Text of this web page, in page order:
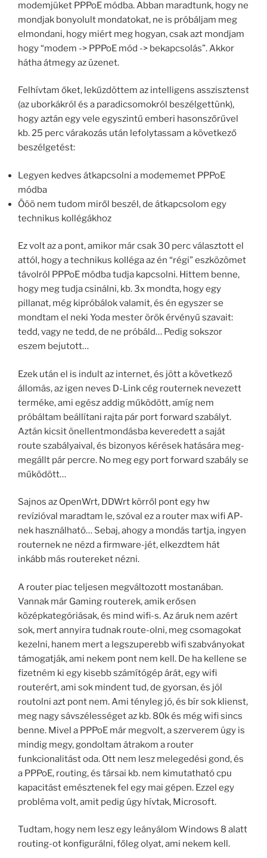
modemjüket PPPoE módba. Abban maradtunk, hogy ne
mondjak bonyolult mondatokat, ne is próbáljam meg
elmondani, hogy miért meg hogyan, csak azt mondjam
hogy “modem -> PPPoE mód -> bekapcsolás”. Akkor
hátha átmegy az üzenet.
Felhívtam őket, lekűzdöttem az intelligens asszisztenst
(az uborkákról és a paradicsomokról beszélgettünk),
hogy aztán egy vele egyszintű emberi hasonszőrűvel
kb. 25 perc várakozás után lefolytassam a következő
beszélgetést:
Legyen kedves átkapcsolni a modememet PPPoE
módba
Ööö nem tudom miről beszél, de átkapcsolom egy
technikus kollégákhoz
Ez volt az a pont, amikor már csak 30 perc választott el
attól, hogy a technikus kolléga az én “régi” eszközömet
távolról PPPoE módba tudja kapcsolni. Hittem benne,
hogy meg tudja csinálni, kb. 3x mondta, hogy egy
pillanat, még kipróbálok valamit, és én egyszer se
mondtam el neki Yoda mester örök érvényű szavait:
tedd, vagy ne tedd, de ne próbáld… Pedig sokszor
eszem bejutott…
Ezek után el is indult az internet, és jött a következő
állomás, az igen neves D-Link cég routernek nevezett
terméke, ami egész addig működött, amíg nem
próbáltam beállítani rajta pár port forward szabályt.
Aztán kicsit önellentmondásba keveredett a saját
route szabályaival, és bizonyos kérések hatására meg-
megállt pár percre. No meg egy port forward szabály se
működött…
Sajnos az OpenWrt, DDWrt körről pont egy hw
revízióval maradtam le, szóval ez a router max wifi AP-
nek használható… Sebaj, ahogy a mondás tartja, ingyen
routernek ne nézd a firmware-jét, elkezdtem hát
inkább más routereket nézni.
A router piac teljesen megváltozott mostanában.
Vannak már Gaming routerek, amik erősen
középkategóriásak, és mind wifi-s. Az áruk nem azért
sok, mert annyira tudnak route-olni, meg csomagokat
kezelni, hanem mert a legszuperebb wifi szabványokat
támogatják, ami nekem pont nem kell. De ha kellene se
fizetném ki egy kisebb számítógép árát, egy wifi
routerért, ami sok mindent tud, de gyorsan, és jól
routolni azt pont nem. Ami tényleg jó, és bír sok klienst,
meg nagy sávszélességet az kb. 80k és még wifi sincs
benne. Mivel a PPPoE már megvolt, a szerverem úgy is
mindig megy, gondoltam átrakom a router
funkcionalitást oda. Ott nem lesz melegedési gond, és
a PPPoE, routing, és társai kb. nem kimutatható cpu
kapacitást emésztenek fel egy mai gépen. Ezzel egy
probléma volt, amit pedig úgy hívtak, Microsoft.
Tudtam, hogy nem lesz egy leányálom Windows 8 alatt
routing-ot konfigurálni, főleg olyat, ami nekem kell.